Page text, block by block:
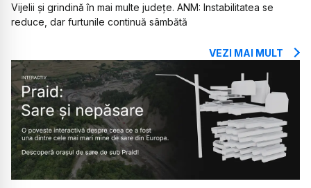
Vijelii și grindină în mai multe județe. ANM: Instabilitatea se
reduce, dar furtunile continuă sâmbătă
VEZI MAI MULT